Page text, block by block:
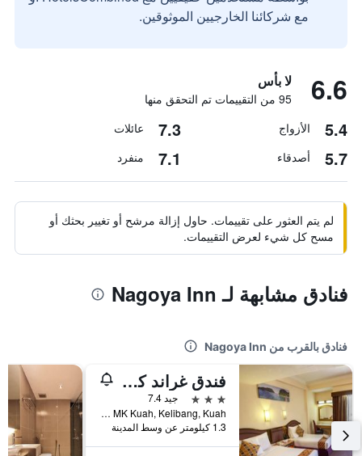
مع شركائنا الخارجيين الموثوقين.
6.6 لا بأس
95 من التقييمات تم التحقق منها
5.4 الأزواج 7.3 عائلات
5.7 أصدقاء 7.1 منفرد
لم يتم العثور على تقييمات. حاول إزالة مرشح أو تغيير بحثك أو
مسح كل شيء لعرض التقييمات.
فنادق مشابهة لـ Nagoya Inn
فنادق بالقرب من Nagoya Inn
فندق غراند كونتيننتال لانكاوي
3 نجوم
جيد 7.4
Lot 398, MK Kuah, Kelibang, Kuah, كواه, ماليزيا
1.3 كيلومتر عن وسط المدينة